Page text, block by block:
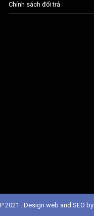
Chính sách đổi trả
2021 . Design web and SEO by